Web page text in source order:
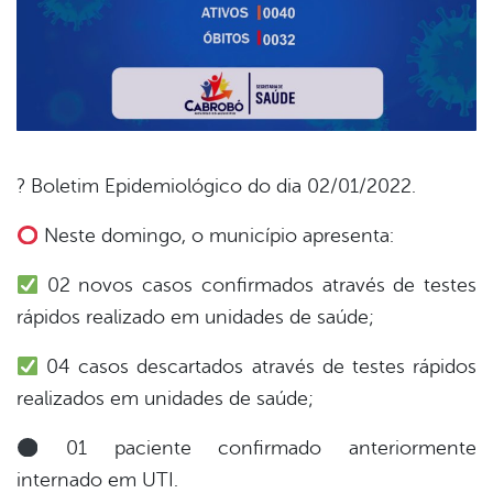
? Boletim Epidemiológico do dia 02/01/2022.
Neste domingo, o município apresenta:
02 novos casos confirmados através de testes
rápidos realizado em unidades de saúde;
04 casos descartados através de testes rápidos
realizados em unidades de saúde;
01 paciente confirmado anteriormente
internado em UTI.